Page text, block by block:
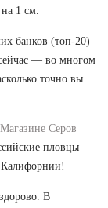
1 см.
банков (топ-20)
— во многом
точно вы
Серов
пловцы
В